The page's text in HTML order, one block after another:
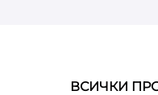
ВСИЧКИ